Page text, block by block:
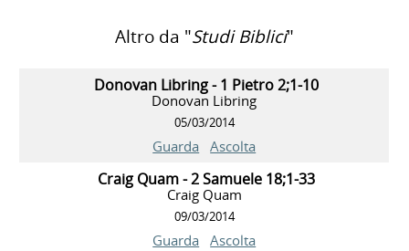
Altro da "Studi Biblici"
Donovan Libring - 1 Pietro 2;1-10
Donovan Libring
05/03/2014
Guarda Ascolta
Craig Quam - 2 Samuele 18;1-33
Craig Quam
09/03/2014
Guarda Ascolta